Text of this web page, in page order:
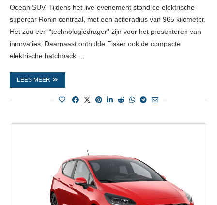
Ocean SUV. Tijdens het live-evenement stond de elektrische
supercar Ronin centraal, met een actieradius van 965 kilometer.
Het zou een “technologiedrager” zijn voor het presenteren van
innovaties. Daarnaast onthulde Fisker ook de compacte
elektrische hatchback …
LEES MEER